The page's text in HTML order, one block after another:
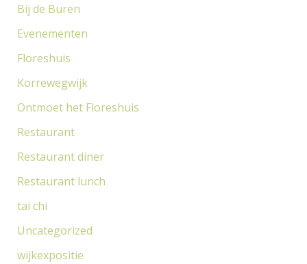
r
:
Bij de Buren
Evenementen
Floreshuis
Korrewegwijk
Ontmoet het Floreshuis
Restaurant
Restaurant diner
Restaurant lunch
tai chi
Uncategorized
wijkexpositie